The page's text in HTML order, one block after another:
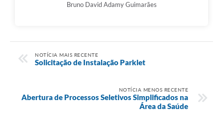
Bruno David Adamy Guimarães
NOTÍCIA MAIS RECENTE
Solicitação de Instalação Parklet
NOTÍCIA MENOS RECENTE
Abertura de Processos Seletivos Simplificados na
Área da Saúde